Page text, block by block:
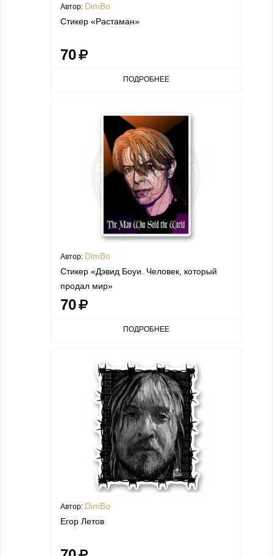
Автор: DimBo
Стикер «Растаман»
70
ПОДРОБНЕЕ
Автор: DimBo
Стикер «Дэвид Боуи. Человек, который
продал мир»
70
ПОДРОБНЕЕ
Автор: DimBo
Егор Летов